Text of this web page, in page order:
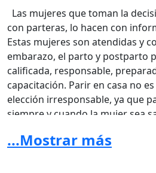
Las mujeres que toman la
con parteras, lo hacen con
Estas mujeres son atendidas y
embarazo, el parto y postparto
calificada, responsable,
capacitación. Parir en casa no
elección irresponsable, ya que
siempre y cuando la mujer sea
Elegir cómo, dónde y con quién
...Mostrar más